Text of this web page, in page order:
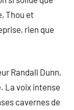
Thou et
rien que
Randall Dunn,
La voix intense
cavernes de